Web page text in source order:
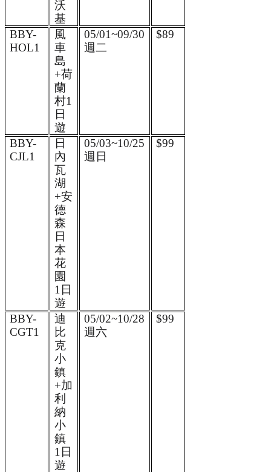
沃
基
BBY-
HOL1
風
車
島
+荷
蘭
村1
日
遊
05/01~09/30
週二
$89
BBY-
CJL1
日
內
瓦
湖
+安
德
森
日
本
花
園
1日
遊
05/03~10/25
週日
$99
BBY-
CGT1
迪
比
克
小
鎮
+加
利
納
小
鎮
1日
遊
05/02~10/28
週六
$99